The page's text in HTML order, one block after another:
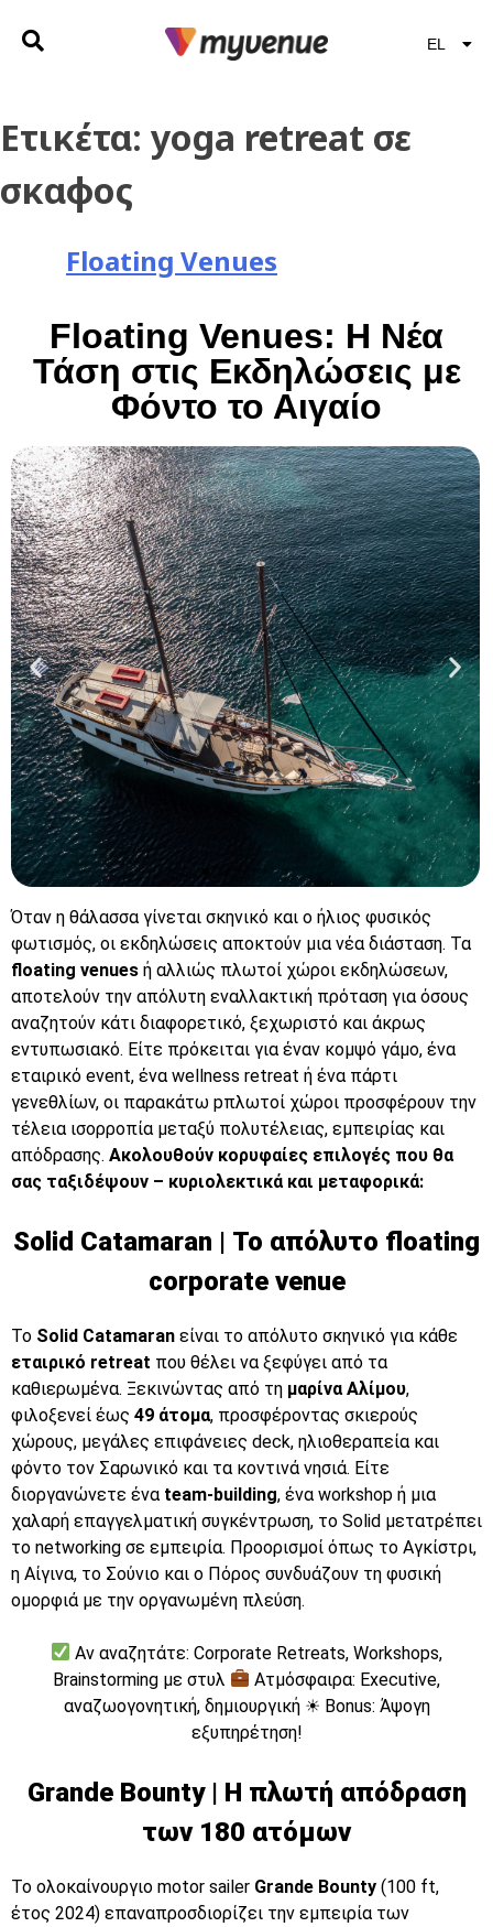
EL
EN
Ετικέτα: yoga retreat σε
σκαφος
Floating Venues
Floating Venues: Η Νέα
Τάση στις Εκδηλώσεις με
Φόντο το Αιγαίο
Όταν η θάλασσα γίνεται σκηνικό και ο ήλιος φυσικός
φωτισμός, οι εκδηλώσεις αποκτούν μια νέα διάσταση. Τα
floating venues ή αλλιώς πλωτοί χώροι εκδηλώσεων,
αποτελούν την απόλυτη εναλλακτική πρόταση για όσους
αναζητούν κάτι διαφορετικό, ξεχωριστό και άκρως
εντυπωσιακό. Είτε πρόκειται για έναν κομψό γάμο, ένα
εταιρικό event, ένα wellness retreat ή ένα πάρτι
γενεθλίων, οι παρακάτω pπλωτοί χώροι προσφέρουν την
τέλεια ισορροπία μεταξύ πολυτέλειας, εμπειρίας και
απόδρασης. Ακολουθούν κορυφαίες επιλογές που θα
σας ταξιδέψουν – κυριολεκτικά και μεταφορικά:
Solid Catamaran | Το απόλυτο floating
corporate venue
Το Solid Catamaran είναι το απόλυτο σκηνικό για κάθε
εταιρικό retreat που θέλει να ξεφύγει από τα
καθιερωμένα. Ξεκινώντας από τη μαρίνα Αλίμου,
φιλοξενεί έως 49 άτομα, προσφέροντας σκιερούς
χώρους, μεγάλες επιφάνειες deck, ηλιοθεραπεία και
φόντο τον Σαρωνικό και τα κοντινά νησιά. Είτε
διοργανώνετε ένα team-building, ένα workshop ή μια
χαλαρή επαγγελματική συγκέντρωση, το Solid μετατρέπει
το networking σε εμπειρία. Προορισμοί όπως το Αγκίστρι,
η Αίγινα, το Σούνιο και ο Πόρος συνδυάζουν τη φυσική
ομορφιά με την οργανωμένη πλεύση.
Αν αναζητάτε: Corporate Retreats, Workshops,
Brainstorming με στυλ
Ατμόσφαιρα: Executive,
αναζωογονητική, δημιουργική ☀ Bonus: Άψογη
εξυπηρέτηση!
Grande Bounty | Η πλωτή απόδραση
των 180 ατόμων
Το ολοκαίνουργιο motor sailer Grande Bounty (100 ft,
έτος 2024) επαναπροσδιορίζει την εμπειρία των